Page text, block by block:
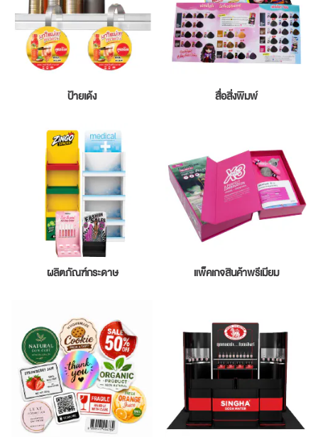
ป้ายเด้ง สื่อสิ่งพิมพ์
ผลิตภัณฑ์กระดาษ แพ็คเกจสินค้าพรีเมียม